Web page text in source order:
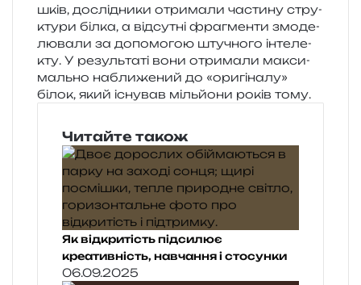
шків, дослі­дни­ки отри­ма­ли части­ну стру­
кту­ри білка, а від­су­тні фра­гмен­ти змо­де­
лю­ва­ли за допо­мо­гою шту­чно­го інте­ле­
кту. У резуль­та­ті вони отри­ма­ли макси­
маль­но набли­же­ний до «ори­гі­на­лу»
білок, який існу­вав міль­йо­ни років тому.
Читайте також
Як відкритість підсилює
креативність, навчання і стосунки
06.09.2025